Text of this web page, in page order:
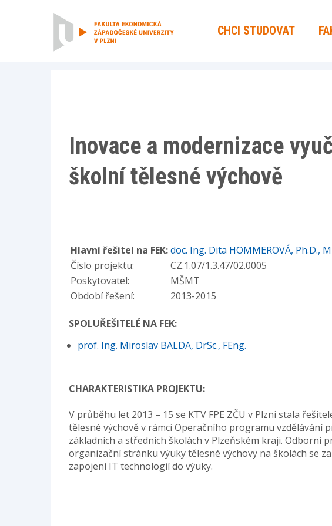
CHCI STUDOVAT
Inovace a modernizace
školní tělesné výchově
Hlavní řešitel na FEK:doc. Ing. Dita HOMMEROVÁ, Ph.D.,
Číslo projektu:
CZ.1.07/1.3.47/02.0005
Poskytovatel:
MŠMT
Období řešení:
2013-2015
SPOLUŘEŠITELÉ NA FEK:
prof. Ing. Miroslav BALDA, DrSc., FEng.
CHARAKTERISTIKA PROJEKTU:
V průběhu let 2013 – 15 se KTV FPE ZČU v Plzni stala
tělesné výchově v rámci Operačního programu vzdělávání
základních a středních školách v Plzeňském kraji. Odborní
organizační stránku výuky tělesné výchovy na školách se
zapojení IT technologií do výuky.